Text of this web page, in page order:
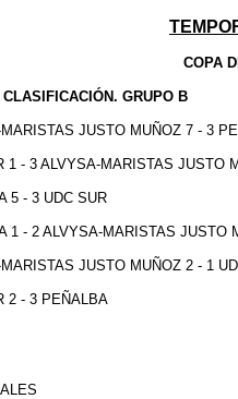
COPA
CLASIFICACIÓN. GRUPO B
JUSTO MUÑOZ 7 - 3
1 - 3 ALVYSA-MARISTAS JUSTO
5 - 3 UDC SUR
1 - 2 ALVYSA-MARISTAS JUSTO
JUSTO MUÑOZ 2 - 1
2 - 3 PEÑALBA